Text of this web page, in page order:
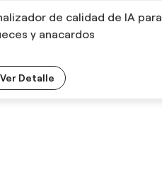
de calidad de IA para
y anacardos
Ver Detalle